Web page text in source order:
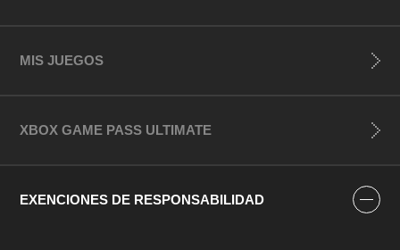
MIS JUEGOS
XBOX GAME PASS ULTIMATE
EXENCIONES DE RESPONSABILIDAD